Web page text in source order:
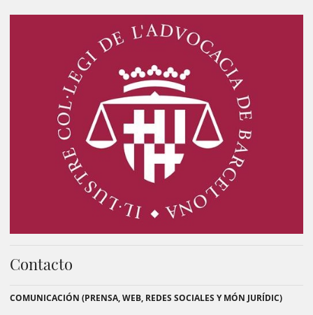
Contacto
COMUNICACIÓN (PRENSA, WEB, REDES SOCIALES Y MÓN JURÍDIC)